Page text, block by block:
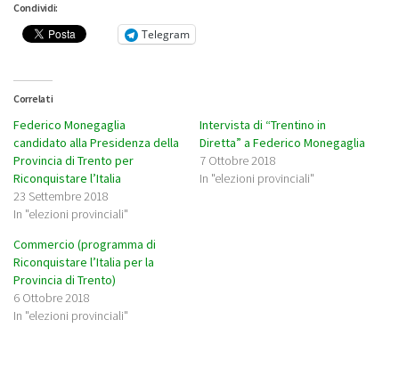
Condividi:
Telegram
Correlati
Federico Monegaglia
candidato alla Presidenza della
Provincia di Trento per
Riconquistare l’Italia
23 Settembre 2018
In "elezioni provinciali"
Intervista di “Trentino in
Diretta” a Federico Monegaglia
7 Ottobre 2018
In "elezioni provinciali"
Commercio (programma di
Riconquistare l’Italia per la
Provincia di Trento)
6 Ottobre 2018
In "elezioni provinciali"